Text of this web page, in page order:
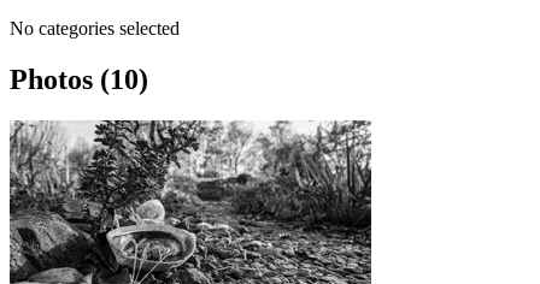
No categories selected
Photos (10)